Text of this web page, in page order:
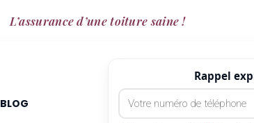
L’assurance d’une toiture saine !
BLOG
Rappel